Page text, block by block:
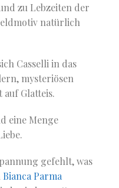
zu Lebzeiten der
natürlich
Casselli in das
mysteriösen
Glatteis.
eine Menge
gefehlt, was
Bianca Parma